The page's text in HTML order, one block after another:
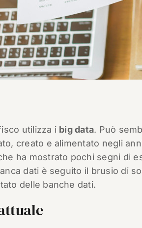
utilizza i big data. Può
creato e alimentato negli
ha mostrato pochi segni di
dati è seguito il brusio di
delle banche dati.